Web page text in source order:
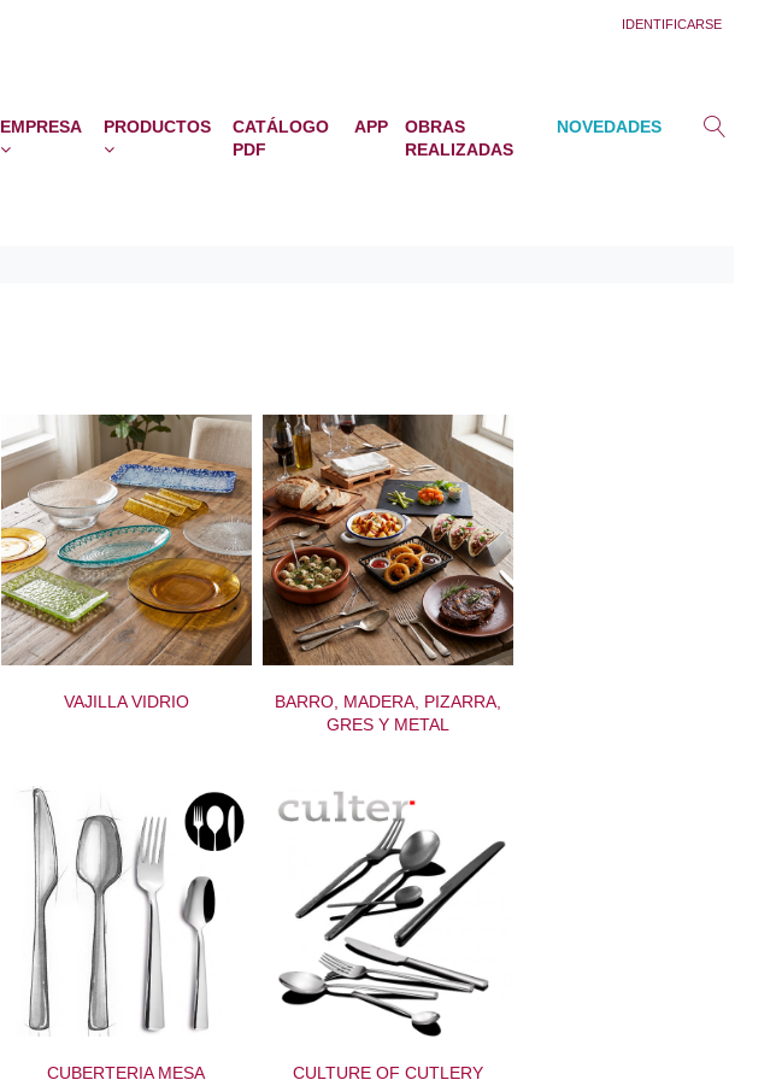
IDENTIFICARSE
EMPRESA PRODUCTOS
CATÁLOGO
PDF
APP
OBRAS
REALIZADAS
NOVEDADES
VAJILLA VIDRIO
BARRO, MADERA, PIZARRA,
GRES Y METAL
CUBERTERIA MESA CULTURE OF CUTLERY